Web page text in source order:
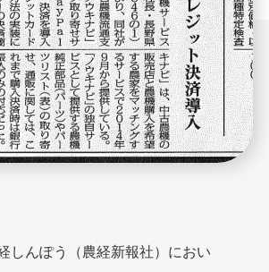
しんぽう（農経新報社）におい